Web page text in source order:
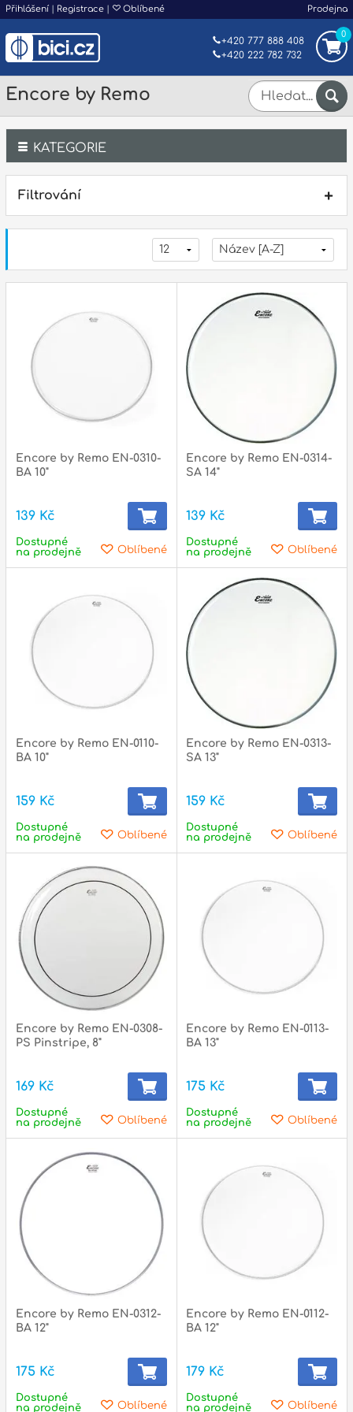
Přihlášení | Registrace | Oblíbené Prodejna
0
+420 777 888 408
+420 222 782 732
Encore by Remo
KATEGORIE
Klávesy
Příslušenství
Dárkové předměty
Pro děti
Služby
Ostatní
Adresa
mapa)
gsm.: +420 777 888 408
gsm.: +420 777 888 088
tel.: +420 222 782 732
email: prodejna@bici.cz
Otevírací doba
pondělí – pátek : 10:00 – 18:00
sobota :
neděle :
státní svátky :ZAVŘENO
Filtrování
Encore by Remo EN-0310-
BA 10"
139 Kč
Oblíbené
Dostupné
na prodejně
Encore by Remo EN-0314-
SA 14"
139 Kč
Oblíbené
Dostupné
na prodejně
Encore by Remo EN-0110-
BA 10"
159 Kč
Oblíbené
Dostupné
na prodejně
Encore by Remo EN-0313-
SA 13"
159 Kč
Oblíbené
Dostupné
na prodejně
Encore by Remo EN-0308-
PS Pinstripe, 8"
169 Kč
Oblíbené
Dostupné
na prodejně
Encore by Remo EN-0113-
BA 13"
175 Kč
Oblíbené
Dostupné
na prodejně
Encore by Remo EN-0312-
BA 12"
175 Kč
Oblíbené
Dostupné
na prodejně
Encore by Remo EN-0112-
BA 12"
179 Kč
Oblíbené
Dostupné
na prodejně